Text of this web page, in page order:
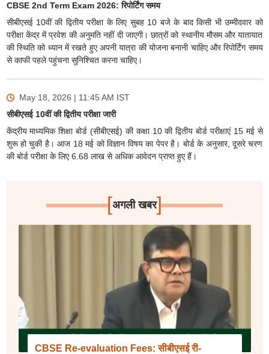
CBSE 2nd Term Exam 2026: रिपोर्टिंग समय
सीबीएसई 10वीं की द्वितीय परीक्षा के लिए सुबह 10 बजे के बाद किसी भी उम्मीदवार को
परीक्षा केंद्र में प्रवेश की अनुमति नहीं दी जाएगी। छात्रों को स्थानीय मौसम और यातायात
की स्थिति को ध्यान में रखते हुए अपनी यात्रा की योजना बनानी चाहिए और रिपोर्टिंग समय
से काफी पहले पहुंचना सुनिश्चित करना चाहिए।
May 18, 2026 | 11:45 AM IST
सीबीएसई 10वीं की द्वितीय परीक्षा जारी
केंद्रीय माध्यमिक शिक्षा बोर्ड (सीबीएसई) की कक्षा 10 की द्वितीय बोर्ड परीक्षाएं 15 मई से
शुरू हो चुकी है। आज 18 मई को विज्ञान विषय का पेपर है। बोर्ड के अनुसार, दूसरे चरण
की बोर्ड परीक्षा के लिए 6.68 लाख से अधिक आवेदन प्राप्त हुए हैं।
[अगली खबर]
CBSE Re-evaluation Fees: सीबीएसई री-